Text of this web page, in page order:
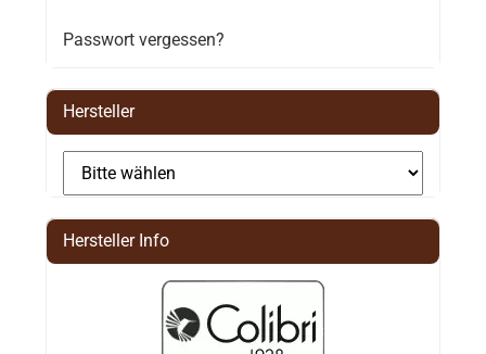
Passwort vergessen?
Hersteller
Hersteller Info